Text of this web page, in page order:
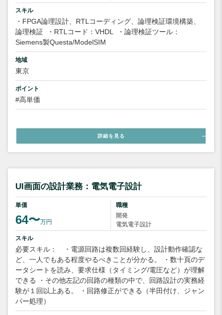
スキル
・FPGA論理設計、RTLコーディング、論理検証環境構築、
論理検証
・RTLコード：VHDL
・論理検証ツール：
Siemens製Questa/ModelSIM
地域
東京
ポイント
#高単価
詳細を見る
UI画面の設計業務：電気電子設計
単価
64〜万円
職種
開発
電気電子設計
スキル
必要スキル： ・電源回路は複数回経験し、設計動作確認な
ど、一人でもある程度やるべきことが分かる。 ・数十頁のデ
ータシートを読み、要求仕様（タイミング/電圧など）が理解
できる ・その他左記の回路の種類の中で、回路設計の実務経
験が１回以上ある。 ・回路修正ができる（半田付け、ジャン
パー処理）